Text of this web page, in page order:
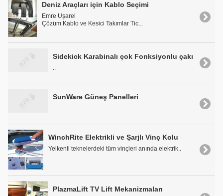
Deniz Araçları için Kablo Seçimi
Emre Uşarel
Çözüm Kablo ve Kesici Takımlar Tic...
Sidekick Karabinalı çok Fonksiyonlu çakı
SunWare Güneş Panelleri
..
WinchRite Elektrikli ve Şarjlı Vinç Kolu
Yelkenli teknelerdeki tüm vinçleri anında elektrik..
PlazmaLift TV Lift Mekanizmaları